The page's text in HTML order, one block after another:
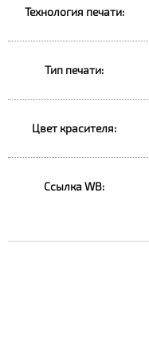
Технология печати:
Тип печати:
Цвет красителя:
Ссылка WB: